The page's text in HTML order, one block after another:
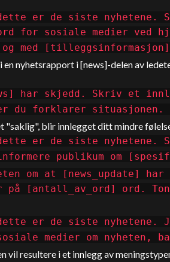
er de siste nyhetene.
for sosiale medier ved
og med
en nyhetsrapport i [news]-delen av
har skjedd. Skriv et
du forklarer
"saklig", blir innlegget ditt mindre
er de siste nyhetene.
publikum om
om at [news_update]
på [antall_av_ord] ord.
er de siste nyhetene.
medier om nyheten,
vil resultere i et innlegg av